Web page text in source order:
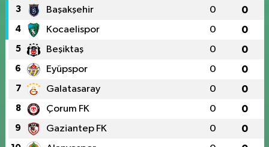
3 Başakşehir 0 0
4 Kocaelispor 0 0
5 Beşiktaş 0 0
6 Eyüpspor 0 0
7 Galatasaray 0 0
8 Çorum FK 0 0
9 Gaziantep FK 0 0